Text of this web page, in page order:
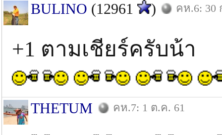
BULINO (12961 ) คห.6: 30
+1 ตามเชียร์ครับน้า
THETUM คห.7: 1 ต.ค. 61